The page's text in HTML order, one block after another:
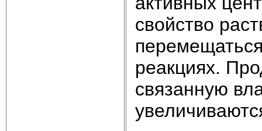
свойство
реакциях.
связанную